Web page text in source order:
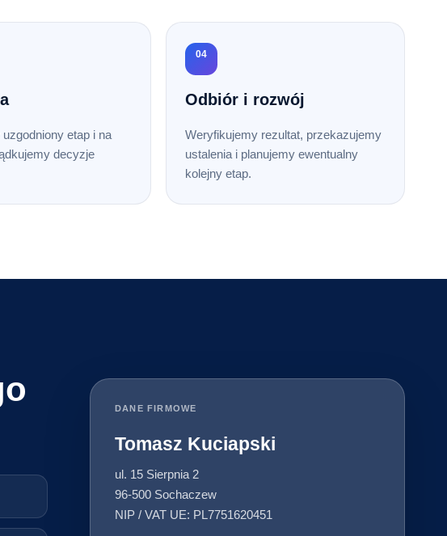
etap i na
decyzje
04
Odbiór i rozwój
Weryfikujemy rezultat, przekazujemy
ustalenia i planujemy ewentualny
kolejny etap.
DANE FIRMOWE
Tomasz Kuciapski
ul. 15 Sierpnia 2
96-500 Sochaczew
NIP / VAT UE: PL7751620451